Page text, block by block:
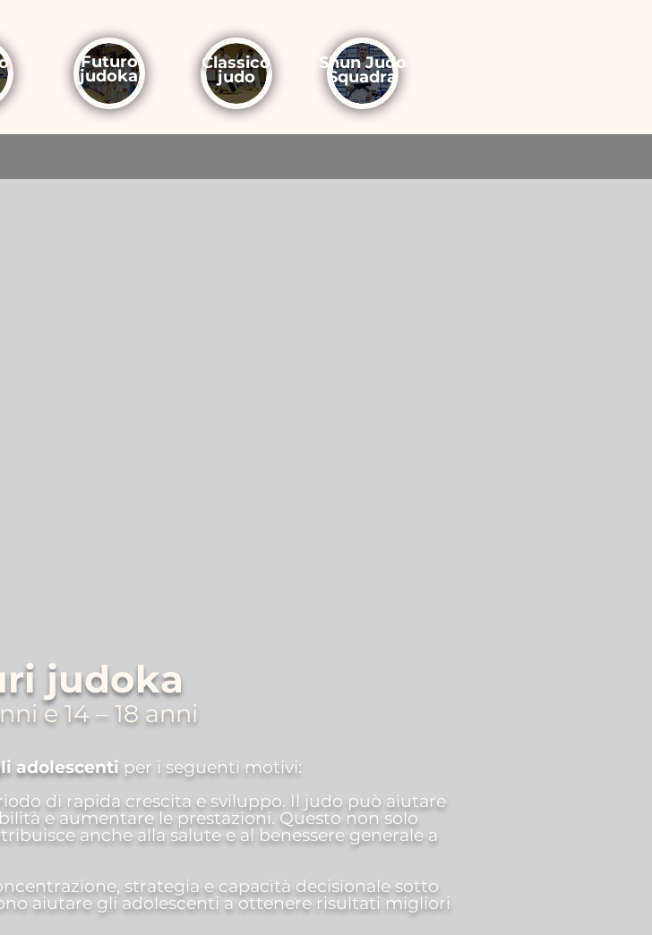
Futuro
judoka
Classico
judo
Shun Judo
Squadra
judoka
e 14 – 18 anni
adolescenti per i seguenti motivi:
di rapida crescita e sviluppo. Il judo può aiutare
e aumentare le prestazioni. Questo non solo
anche alla salute e al benessere generale a
strategia e capacità decisionale sotto
aiutare gli adolescenti a ottenere risultati migliori